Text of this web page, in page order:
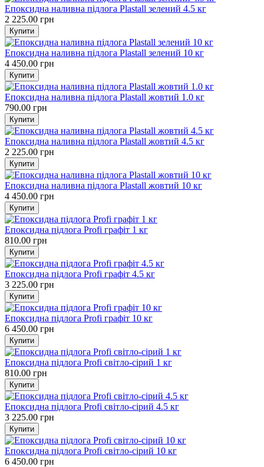
Епоксидна наливна підлога Plastall зелений 4.5 кг
2 225.00 грн
Епоксидна наливна підлога Plastall зелений 10 кг
4 450.00 грн
Епоксидна наливна підлога Plastall жовтий 1.0 кг
790.00 грн
Епоксидна наливна підлога Plastall жовтий 4.5 кг
2 225.00 грн
Епоксидна наливна підлога Plastall жовтий 10 кг
4 450.00 грн
Епоксидна підлога Profi графіт 1 кг
810.00 грн
Епоксидна підлога Profi графіт 4.5 кг
3 225.00 грн
Епоксидна підлога Profi графіт 10 кг
6 450.00 грн
Епоксидна підлога Profi світло-сірий 1 кг
810.00 грн
Епоксидна підлога Profi світло-сірий 4.5 кг
3 225.00 грн
Епоксидна підлога Profi світло-сірий 10 кг
6 450.00 грн